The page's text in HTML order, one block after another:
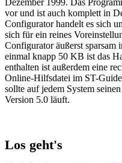
Dezember 1999. Das
vor und ist auch komplett in
Configurator handelt es sich
sich für ein reines
Configurator äußerst sparsam
einmal knapp 50 KB ist das
enthalten ist außerdem eine
Online-Hilfsdatei im ST-
sollte auf jedem System
Version 5.0 läuft.
Los geht's